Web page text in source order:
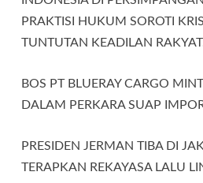
PRAKTISI HUKUM SOROTI
TUNTUTAN KEADILAN
BOS PT BLUERAY CARGO
DALAM PERKARA SUAP
PRESIDEN JERMAN TIBA DI
TERAPKAN REKAYASA LALU